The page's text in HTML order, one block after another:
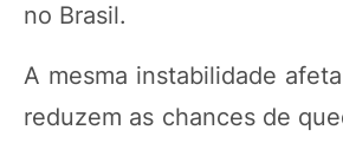
no Brasil.
A mesma instabilidade
reduzem as chances de